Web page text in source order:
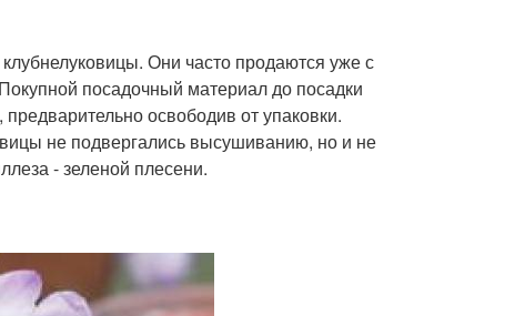
Они часто продаются уже с
посадочный материал до посадки
предварительно освободив от упаковки.
не подвергались высушиванию, но и не
- зеленой плесени.